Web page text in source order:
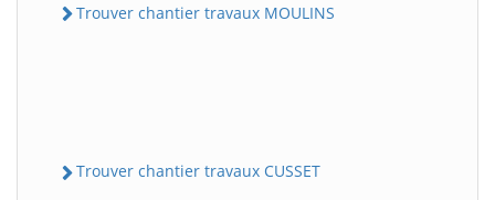
Trouver chantier travaux MOULINS
Trouver chantier travaux CUSSET